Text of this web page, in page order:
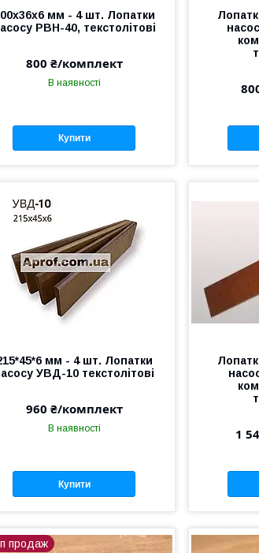
мм - 4 шт. Лопатки
РВН-40, текстолітові
800 ₴/комплект
В наявності
Купити
мм - 4 шт. Лопатки
УВД-10 текстолітові
960 ₴/комплект
В наявності
Купити
1
продаж